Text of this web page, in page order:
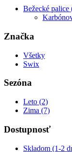
Bežecké palice
Značka
Všetky
Swix
Sezóna
Leto (2)
Zima (7)
Dostupnosť
Skladom (1-2